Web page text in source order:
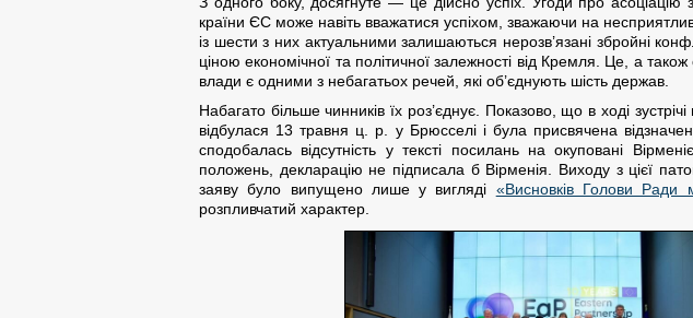
країни ЄС може навіть вважатися успіхом, зважаючи на
із шести з них актуальними залишаються нерозв’язані збройні
ціною економічної та політичної залежності від Кремля. Це, а
влади є одними з небагатьох речей, які об’єднують шість держав.
Набагато більше чинників їх роз’єднує. Показово, що в ході
відбулася 13 травня ц. р. у Брюсселі і була присвячена
сподобалась відсутність у тексті посилань на окуповані
положень, декларацію не підписала б Вірменія. Виходу з цієї
заяву було випущено лише у вигляді «Висновків Голови Ради
розпливчатий характер.